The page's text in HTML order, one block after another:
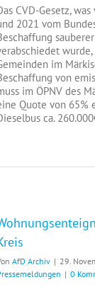
CVD-Gesetz,
2021 vom
im
von
im ÖPNV des
Quote von 65%
ca.
AfD Archiv | 29.
| 0